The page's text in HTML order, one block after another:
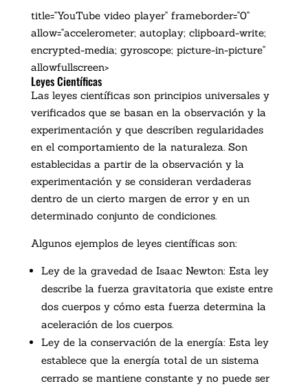
title="YouTube video player" frameborder="0"
allow="accelerometer; autoplay; clipboard-write;
encrypted-media; gyroscope; picture-in-picture"
allowfullscreen>
Leyes Científicas
Las leyes científicas son principios universales y
verificados que se basan en la observación y la
experimentación y que describen regularidades
en el comportamiento de la naturaleza. Son
establecidas a partir de la observación y la
experimentación y se consideran verdaderas
dentro de un cierto margen de error y en un
determinado conjunto de condiciones.
Algunos ejemplos de leyes científicas son:
Ley de la gravedad de Isaac Newton: Esta ley
describe la fuerza gravitatoria que existe entre
dos cuerpos y cómo esta fuerza determina la
aceleración de los cuerpos.
Ley de la conservación de la energía: Esta ley
establece que la energía total de un sistema
cerrado se mantiene constante y no puede ser